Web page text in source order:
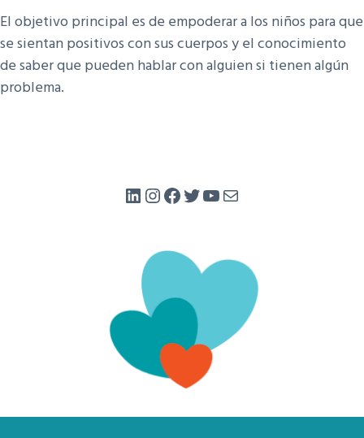
El objetivo principal es de empoderar a los niños para que
se sientan positivos con sus cuerpos y el conocimiento
de saber que pueden hablar con alguien si tienen algún
problema.
LinkedIn
Instagram
Facebook
Twitter
YouTube
Mail